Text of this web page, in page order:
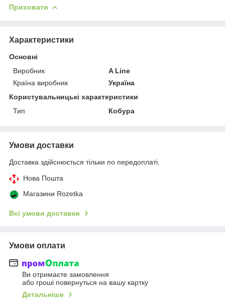
Приховати
Характеристики
Основні
Виробник
A Line
Країна виробник
Україна
Користувальницькі характеристики
Тип
Кобура
Умови доставки
Доставка здійснюється тільки по передоплаті.
Нова Пошта
Магазини Rozetka
Всі умови доставки
Умови оплати
Ви отримаєте замовлення
або гроші повернуться на вашу картку
Детальніше